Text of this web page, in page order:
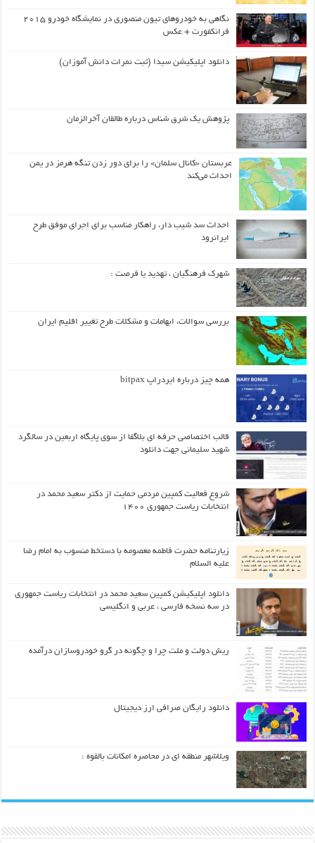
نگاهی به خودروهای تیون منصوری در نمایشگاه خودرو ۲۰۱۵
فرانکفورت + عکس
دانلود اپلیکیشن سیدا (ثبت نمرات دانش آموزان)
پژوهش یک شرق شناس درباره طالقان آخرالزمان
عربستان «کانال سلمان» را برای دور زدن تنگه هرمز در یمن
احداث می‌کند
احداث سد شیب دار، راهکار مناسب برای اجرای موفق طرح
ایرانرود
شهرک فرهنگیان ، تهدید یا فرصت :
بررسی سوالات، ابهامات و مشکلات طرح تغییر اقلیم ایران
همه چیز درباره ایردراپ bitpax
قالب اختصاصی حرفه ای بلاگفا از سوی پایگاه اربعین در سالگرد
شهید سلیمانی جهت دانلود
شروع فعالیت کمپین مردمی حمایت از دکتر سعید محمد در
انتخابات ریاست جمهوری ۱۴۰۰
زیارتنامه حضرت فاطمه معصومه با دستخط منسوب به امام رضا
علیه السلام
دانلود اپلیکیشن کمپین سعید محمد در انتخابات ریاست جمهوری
در سه نسخه فارسی ، عربی و انگلیسی
ریش دولت و ملت چرا و چگونه در گرو خودروسازان درآمده
دانلود رایگان صرافی ارز دیجیتال
ویلاشهر منطقه ای در محاصره امکانات بالقوه :